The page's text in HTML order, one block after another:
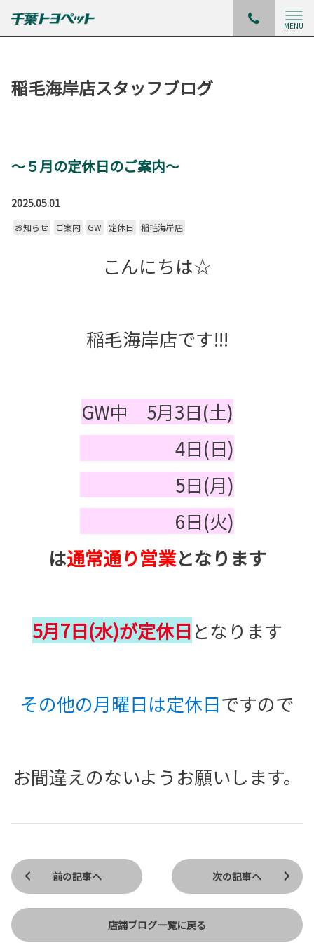
MENU
稲毛海岸店スタッフブログ
～５月の定休日のご案内～
2025.05.01
お知らせ ご案内 GW 定休日 稲毛海岸店
こんにちは☆
稲毛海岸店です!!!
GW中 5月3日(土)
4日(日)
5日(月)
6日(火)
は通常通り営業となります
5月7日(水)が定休日となります
その他の月曜日は定休日ですので
お間違えのないようお願いします。
前の記事へ
店舗ブログ一覧に戻る
次の記事へ